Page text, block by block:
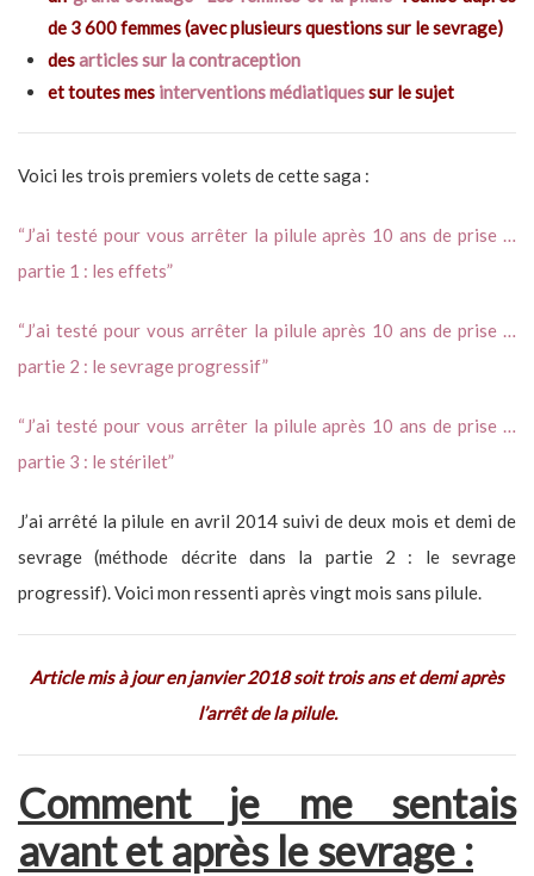
de 3 600 femmes (avec plusieurs questions sur le sevrage)
desarticles sur la contraception
et toutes mes interventions médiatiquessur le sujet
Voici les trois premiers volets de cette saga :
“J’ai testé pour vous arrêter la pilule après 10 ans de prise …
partie 1 : les effets”
“J’ai testé pour vous arrêter la pilule après 10 ans de prise …
partie 2 : le sevrage progressif”
“J’ai testé pour vous arrêter la pilule après 10 ans de prise …
partie 3 : le stérilet”
J’ai arrêté la pilule en avril 2014 suivi de deux mois et demi de
sevrage (méthode décrite dans la partie 2 : le sevrage
progressif). Voici mon ressenti après vingt mois sans pilule.
Article mis à jour en janvier 2018 soit trois ans et demi après
l’arrêt de la pilule.
Comment je me sentais
avant et après le sevrage :